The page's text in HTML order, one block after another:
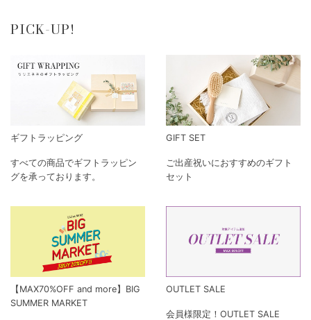
PICK-UP!
ギフトラッピング
すべての商品でギフトラッピン
グを承っております。
GIFT SET
ご出産祝いにおすすめのギフト
セット
【MAX70%OFF and more】BIG
SUMMER MARKET
OUTLET SALE
会員様限定！OUTLET SALE